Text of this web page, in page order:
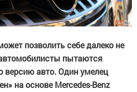
позволить себе далеко не
пытаются
версию авто. Один умелец
на основе Mercedes-Benz